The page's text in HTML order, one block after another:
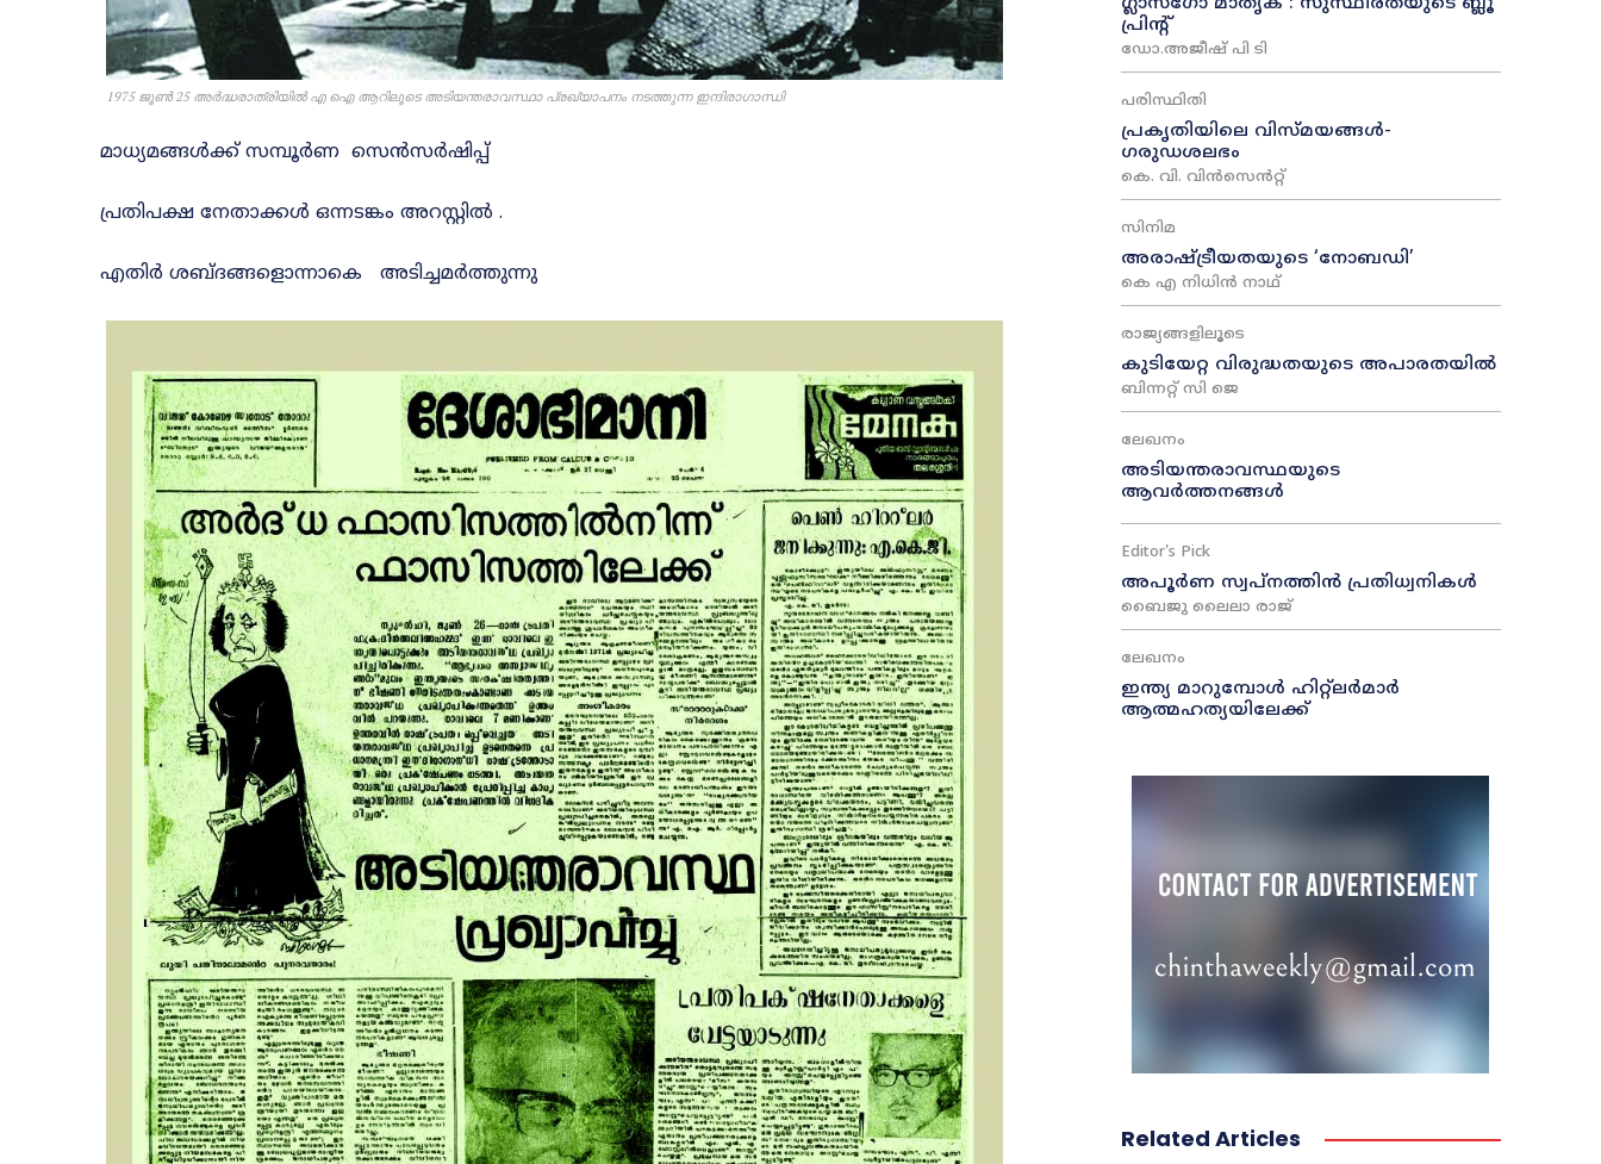
1975 ജൂൺ 25 അർദ്ധരാത്രിയിൽ എ ഐ ആറിലൂടെ അടിയന്തരാവസ്ഥാ പ്രഖ്യാപനം നടത്തുന്ന ഇന്ദിരാഗാന്ധി
മാധ്യമങ്ങൾക്ക് സമ്പൂർണ സെൻസർഷിപ്പ്
പ്രതിപക്ഷ നേതാക്കൾ ഒന്നടങ്കം അറസ്റ്റിൽ .
എതിർ ശബ്ദങ്ങളൊന്നാകെ അടിച്ചമർത്തുന്നു
പ്രിന്റ്
ഡോ.അജീഷ് പി ടി
പരിസ്ഥിതി
പ്രകൃതിയിലെ വിസ്മയങ്ങൾ-
ഗരുഡശലഭം
കെ. വി. വിൻസെൻറ്റ്
സിനിമ
അരാഷ്‌ട്രീയതയുടെ ‘നോബഡി’
കെ എ നിധിൻ നാഥ്‌
രാജ്യങ്ങളിലൂടെ
കുടിയേറ്റ വിരുദ്ധതയുടെ അപാരതയിൽ
ബിന്നറ്റ് സി ജെ
ലേഖനം
അടിയന്തരാവസ്ഥയുടെ
ആവർത്തനങ്ങൾ
Editor's Pick
അപൂർണ സ്വപ്നത്തിൻ പ്രതിധ്വനികൾ
ബൈജു ലൈലാ രാജ്
ലേഖനം
ഇന്ത്യ മാറുമ്പോൾ ഹിറ്റ്ലർമാർ
ആത്മഹത്യയിലേക്ക്
Related Articles